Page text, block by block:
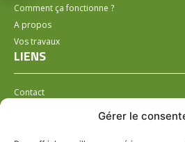
Gérer le
Comment ça fonctionne ?
A propos
Vos travaux
LIENS
Contact